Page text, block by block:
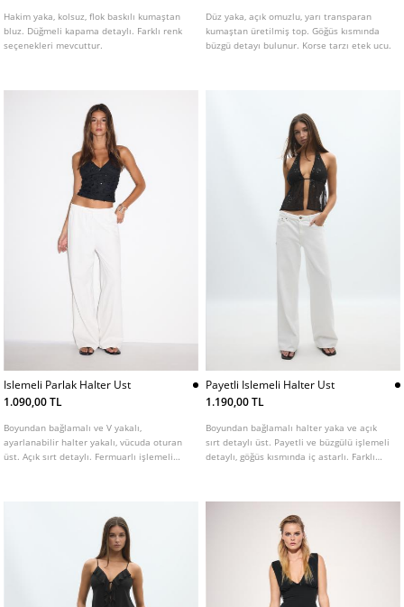
Hakim yaka, kolsuz, flok baskılı kumaştan
bluz. Düğmeli kapama detaylı. Farklı renk
seçenekleri mevcuttur.
Düz yaka, açık omuzlu, yarı transparan
kumaştan üretilmiş top. Göğüs kısmında
büzgü detayı bulunur. Korse tarzı etek ucu.
Islemeli Parlak Halter Ust
1.090,00 TL
Boyundan bağlamalı ve V yakalı,
ayarlanabilir halter yakalı, vücuda oturan
üst. Açık sırt detaylı. Fermuarlı işlemeli
Payetli Islemeli Halter Ust
1.190,00 TL
Boyundan bağlamalı halter yaka ve açık
sırt detaylı üst. Payetli ve büzgülü işlemeli
detaylı, göğüs kısmında iç astarlı. Farklı